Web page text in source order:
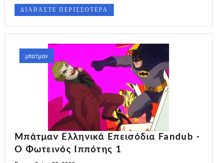
ΔΙΑΒΑΣΤΕ ΠΕΡΙΣΣΟΤΕΡΑ
μπατμαν
Mπάτμαν Ελληνικά Επεισόδια Fandub -
Ο Φωτεινός Ιππότης 1